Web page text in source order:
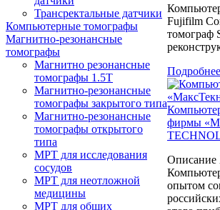
Трансректальные датчики
Компьютерные томографы
Магнитно-резонансные
томографы
Магнитно резонансные
томографы 1.5Т
Магнитно-резонансные
томографы закрытого типа
Магнитно-резонансные
томографы открытого
типа
МРТ для исследования
сосудов
МРТ для неотложной
медицины
МРТ для общих
Fujifilm
томограф
Подробнее
фирмы
Описание
опытом